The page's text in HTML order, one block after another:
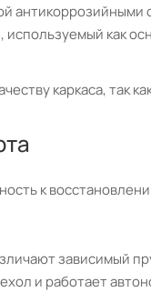
как
каркаса, так
к
зависимый
и работает